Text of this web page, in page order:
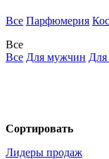
Все Парфюмерия
Все
Все Для мужчин
Сортировать
Лидеры продаж